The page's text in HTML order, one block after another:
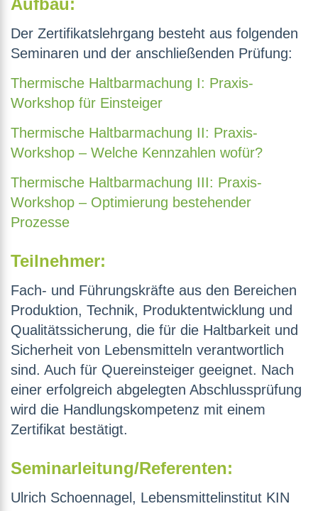
Aufbau:
Der Zertifikatslehrgang besteht aus folgenden
Seminaren und der anschließenden Prüfung:
Thermische Haltbarmachung I: Praxis-
Workshop für Einsteiger
Thermische Haltbarmachung II: Praxis-
Workshop – Welche Kennzahlen wofür?
Thermische Haltbarmachung III: Praxis-
Workshop – Optimierung bestehender
Prozesse
Teilnehmer:
Fach- und Führungskräfte aus den Bereichen
Produktion, Technik, Produktentwicklung und
Qualitätssicherung, die für die Haltbarkeit und
Sicherheit von Lebensmitteln verantwortlich
sind. Auch für Quereinsteiger geeignet. Nach
einer erfolgreich abgelegten Abschlussprüfung
wird die Handlungskompetenz mit einem
Zertifikat bestätigt.
Seminarleitung/Referenten:
Ulrich Schoennagel, Lebensmittelinstitut KIN